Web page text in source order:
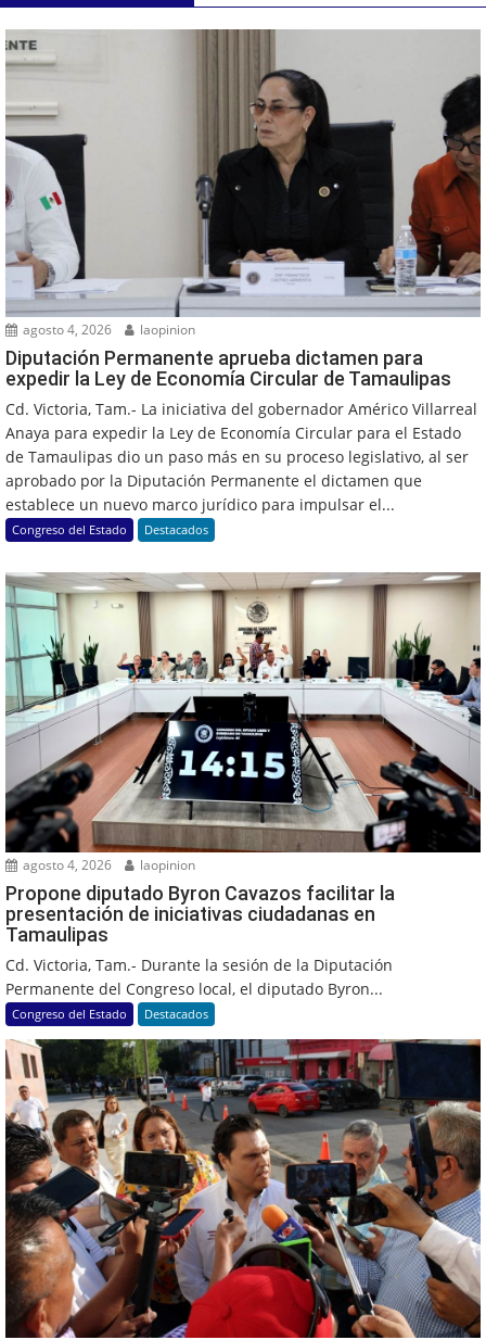
agosto 4, 2026 laopinion
Diputación Permanente aprueba dictamen para
expedir la Ley de Economía Circular de Tamaulipas
Cd. Victoria, Tam.- La iniciativa del gobernador Américo Villarreal
Anaya para expedir la Ley de Economía Circular para el Estado
de Tamaulipas dio un paso más en su proceso legislativo, al ser
aprobado por la Diputación Permanente el dictamen que
establece un nuevo marco jurídico para impulsar el...
Congreso del Estado Destacados
agosto 4, 2026 laopinion
Propone diputado Byron Cavazos facilitar la
presentación de iniciativas ciudadanas en
Tamaulipas
Cd. Victoria, Tam.- Durante la sesión de la Diputación
Permanente del Congreso local, el diputado Byron...
Congreso del Estado Destacados